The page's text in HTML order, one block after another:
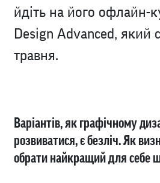
йдіть на його офлайн-
Design Advanced, який
травня.
Варіантів, як графічному
розвиватися, є безліч. Як
обрати найкращий для себе